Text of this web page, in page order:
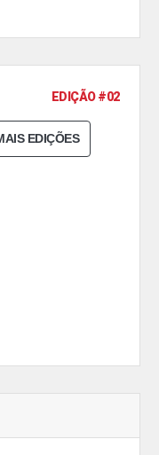
EDIÇÃO #02
EDIÇÕES